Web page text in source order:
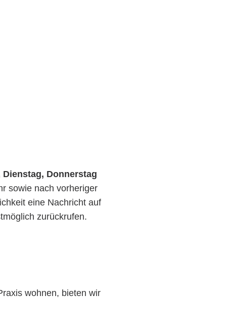
Dienstag, Donnerstag
sowie nach vorheriger
eine Nachricht auf
zurückrufen.
wohnen, bieten wir